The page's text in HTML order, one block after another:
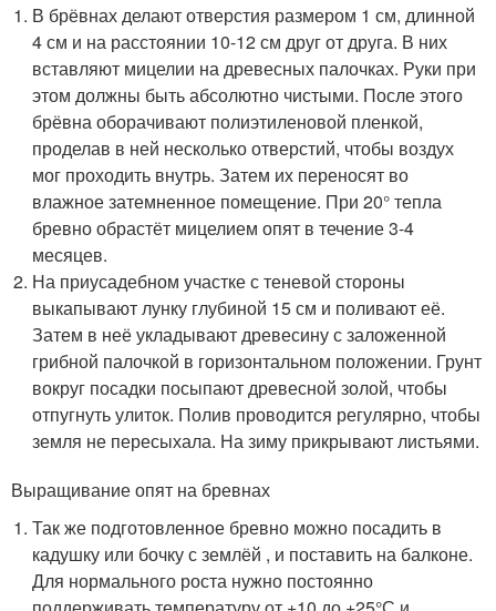
В брёвнах делают отверстия размером 1 см, длинной
4 см и на расстоянии 10-12 см друг от друга. В них
вставляют мицелии на древесных палочках. Руки при
этом должны быть абсолютно чистыми. После этого
брёвна оборачивают полиэтиленовой пленкой,
проделав в ней несколько отверстий, чтобы воздух
мог проходить внутрь. Затем их переносят во
влажное затемненное помещение. При 20° тепла
бревно обрастёт мицелием опят в течение 3-4
месяцев.
На приусадебном участке с теневой стороны
выкапывают лунку глубиной 15 см и поливают её.
Затем в неё укладывают древесину с заложенной
грибной палочкой в горизонтальном положении. Грунт
вокруг посадки посыпают древесной золой, чтобы
отпугнуть улиток. Полив проводится регулярно, чтобы
земля не пересыхала. На зиму прикрывают листьями.
Выращивание опят на бревнах
Так же подготовленное бревно можно посадить в
кадушку или бочку с землёй , и поставить на балконе.
Для нормального роста нужно постоянно